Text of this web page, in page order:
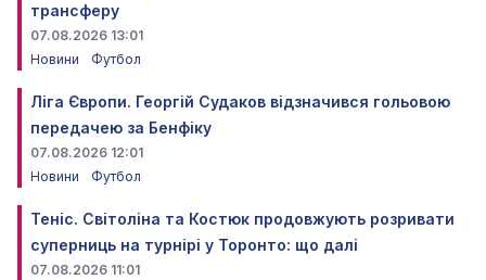
трансферу
07.08.2026 13:01
Новини
Футбол
Ліга Європи. Георгій Судаков відзначився гольовою
передачею за Бенфіку
07.08.2026 12:01
Новини
Футбол
Теніс. Світоліна та Костюк продовжують розривати
суперниць на турнірі у Торонто: що далі
07.08.2026 11:01